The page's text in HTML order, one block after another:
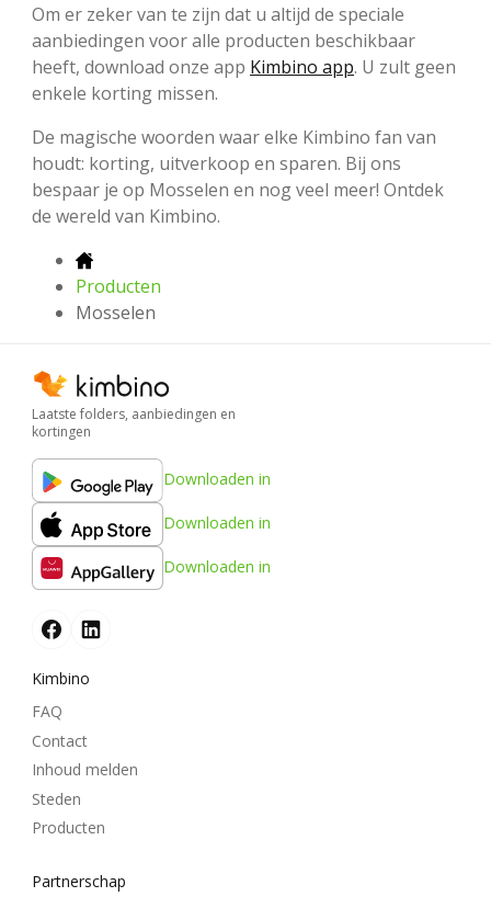
Om er zeker van te zijn dat u altijd de speciale
aanbiedingen voor alle producten beschikbaar
heeft, download onze app Kimbino app. U zult geen
enkele korting missen.
De magische woorden waar elke Kimbino fan van
houdt: korting, uitverkoop en sparen. Bij ons
bespaar je op Mosselen en nog veel meer! Ontdek
de wereld van Kimbino.
Producten
Mosselen
Laatste folders, aanbiedingen en
kortingen
Downloaden in
Downloaden in
Downloaden in
Kimbino
FAQ
Contact
Inhoud melden
Steden
Producten
Partnerschap